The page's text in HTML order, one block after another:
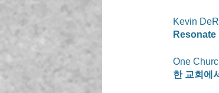
Kevin
Resonate
One
한 교회에